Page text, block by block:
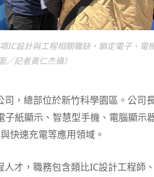
IC設計與工程相關職缺，鎖定電子、電
記者黃仁杰攝）
，總部位於新竹科學園區。公司
紙顯示、智慧型手機、電腦顯示
快速充電等應用領域。
才，職務包含類比IC設計工程師、